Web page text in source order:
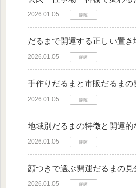
2026.01.05 開運
だるまで開運する正しい置き
2026.01.05 開運
手作りだるまと市販だるまの
2026.01.05 開運
地域別だるまの特徴と開運的
2026.01.05 開運
顔つきで選ぶ開運だるまの見
2026.01.05 開運